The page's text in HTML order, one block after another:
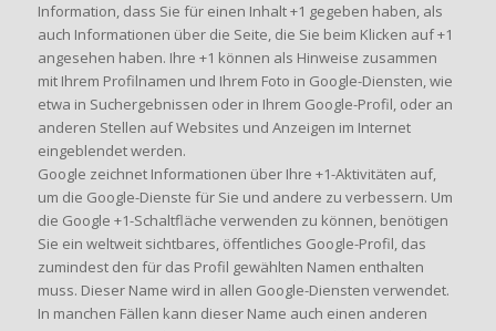
Information, dass Sie für einen Inhalt +1 gegeben haben, als
auch Informationen über die Seite, die Sie beim Klicken auf +1
angesehen haben. Ihre +1 können als Hinweise zusammen
mit Ihrem Profilnamen und Ihrem Foto in Google-Diensten, wie
etwa in Suchergebnissen oder in Ihrem Google-Profil, oder an
anderen Stellen auf Websites und Anzeigen im Internet
eingeblendet werden.
Google zeichnet Informationen über Ihre +1-Aktivitäten auf,
um die Google-Dienste für Sie und andere zu verbessern. Um
die Google +1-Schaltfläche verwenden zu können, benötigen
Sie ein weltweit sichtbares, öffentliches Google-Profil, das
zumindest den für das Profil gewählten Namen enthalten
muss. Dieser Name wird in allen Google-Diensten verwendet.
In manchen Fällen kann dieser Name auch einen anderen